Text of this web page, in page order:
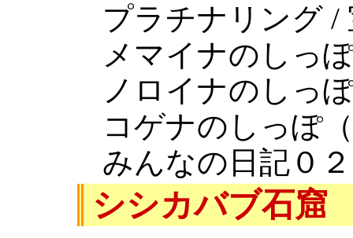
プラチナリング /
メマイナのしっ
ノロイナのしっ
コゲナのしっぽ
みんなの日記０
シシカバブ石窟